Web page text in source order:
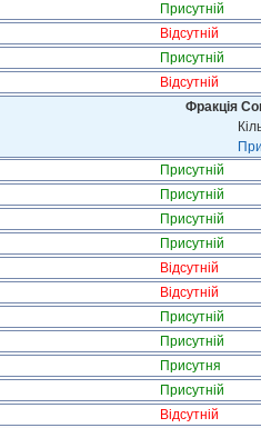
Присутній
Відсутній
Присутній
Відсутній
Фракція
Присутній
Присутній
Присутній
Присутній
Відсутній
Відсутній
Присутній
Присутній
Присутня
Присутній
Відсутній